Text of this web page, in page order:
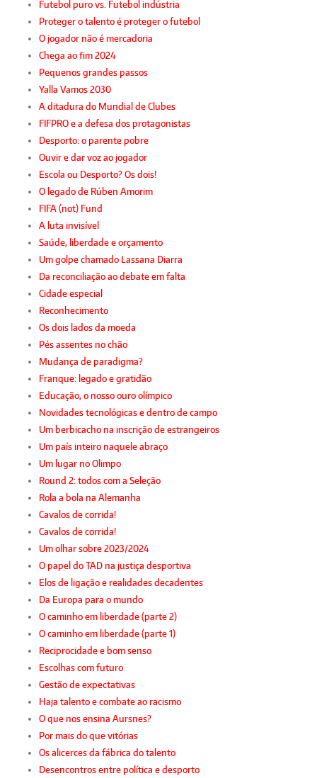
Futebol puro vs. Futebol indústria
Proteger o talento é proteger o futebol
O jogador não é mercadoria
Chega ao fim 2024
Pequenos grandes passos
Yalla Vamos 2030
A ditadura do Mundial de Clubes
FIFPRO e a defesa dos protagonistas
Desporto: o parente pobre
Ouvir e dar voz ao jogador
Escola ou Desporto? Os dois!
O legado de Rúben Amorim
FIFA (not) Fund
A luta invisível
Saúde, liberdade e orçamento
Um golpe chamado Lassana Diarra
Da reconciliação ao debate em falta
Cidade especial
Reconhecimento
Os dois lados da moeda
Pés assentes no chão
Mudança de paradigma?
Franque: legado e gratidão
Educação, o nosso ouro olímpico
Novidades tecnológicas e dentro de campo
Um berbicacho na inscrição de estrangeiros
Um país inteiro naquele abraço
Um lugar no Olimpo
Round 2: todos com a Seleção
Rola a bola na Alemanha
Cavalos de corrida!
Cavalos de corrida!
Um olhar sobre 2023/2024
O papel do TAD na justiça desportiva
Elos de ligação e realidades decadentes
Da Europa para o mundo
O caminho em liberdade (parte 2)
O caminho em liberdade (parte 1)
Reciprocidade e bom senso
Escolhas com futuro
Gestão de expectativas
Haja talento e combate ao racismo
O que nos ensina Aursnes?
Por mais do que vitórias
Os alicerces da fábrica do talento
Desencontros entre política e desporto